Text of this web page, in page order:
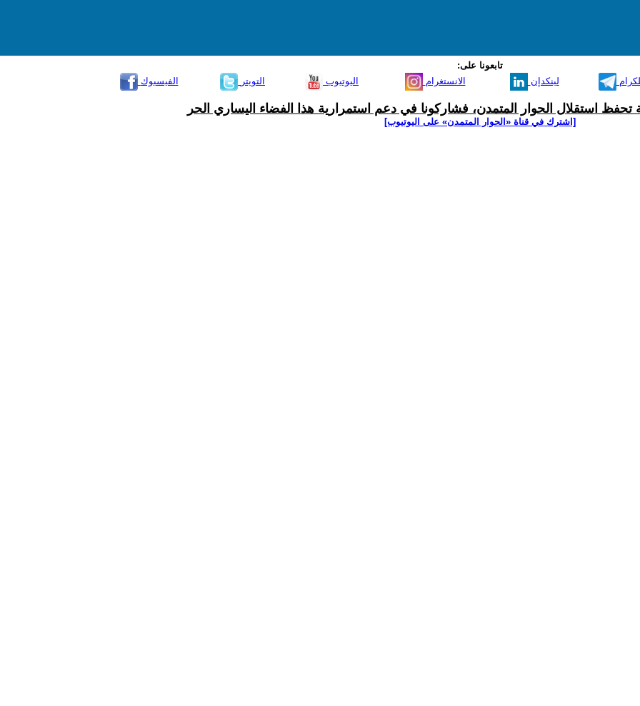
تابعونا على:
الفيسبوك
التويتر اليوتيوب الانستغرام لينكدإن
تحفظ استقلال الحوار المتمدن، فشاركونا في دعم استمرارية هذا الفضاء اليساري الحر
[اشترك في قناة ‫«الحوار المتمدن» على اليوتيوب]